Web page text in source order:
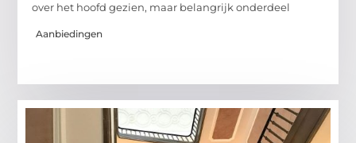
over het hoofd gezien, maar belangrijk onderdeel
Aanbiedingen